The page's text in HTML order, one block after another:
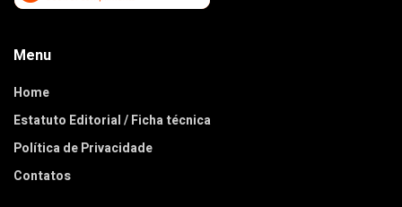
Menu
Home
Estatuto Editorial / Ficha técnica
Política de Privacidade
Contatos